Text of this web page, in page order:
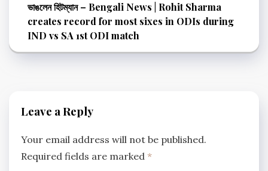
ভাঙলেন হিটম্যান – Bengali News | Rohit Sharma
creates record for most sixes in ODIs during
IND vs SA 1st ODI match
Leave a Reply
Your email address will not be published.
Required fields are marked *